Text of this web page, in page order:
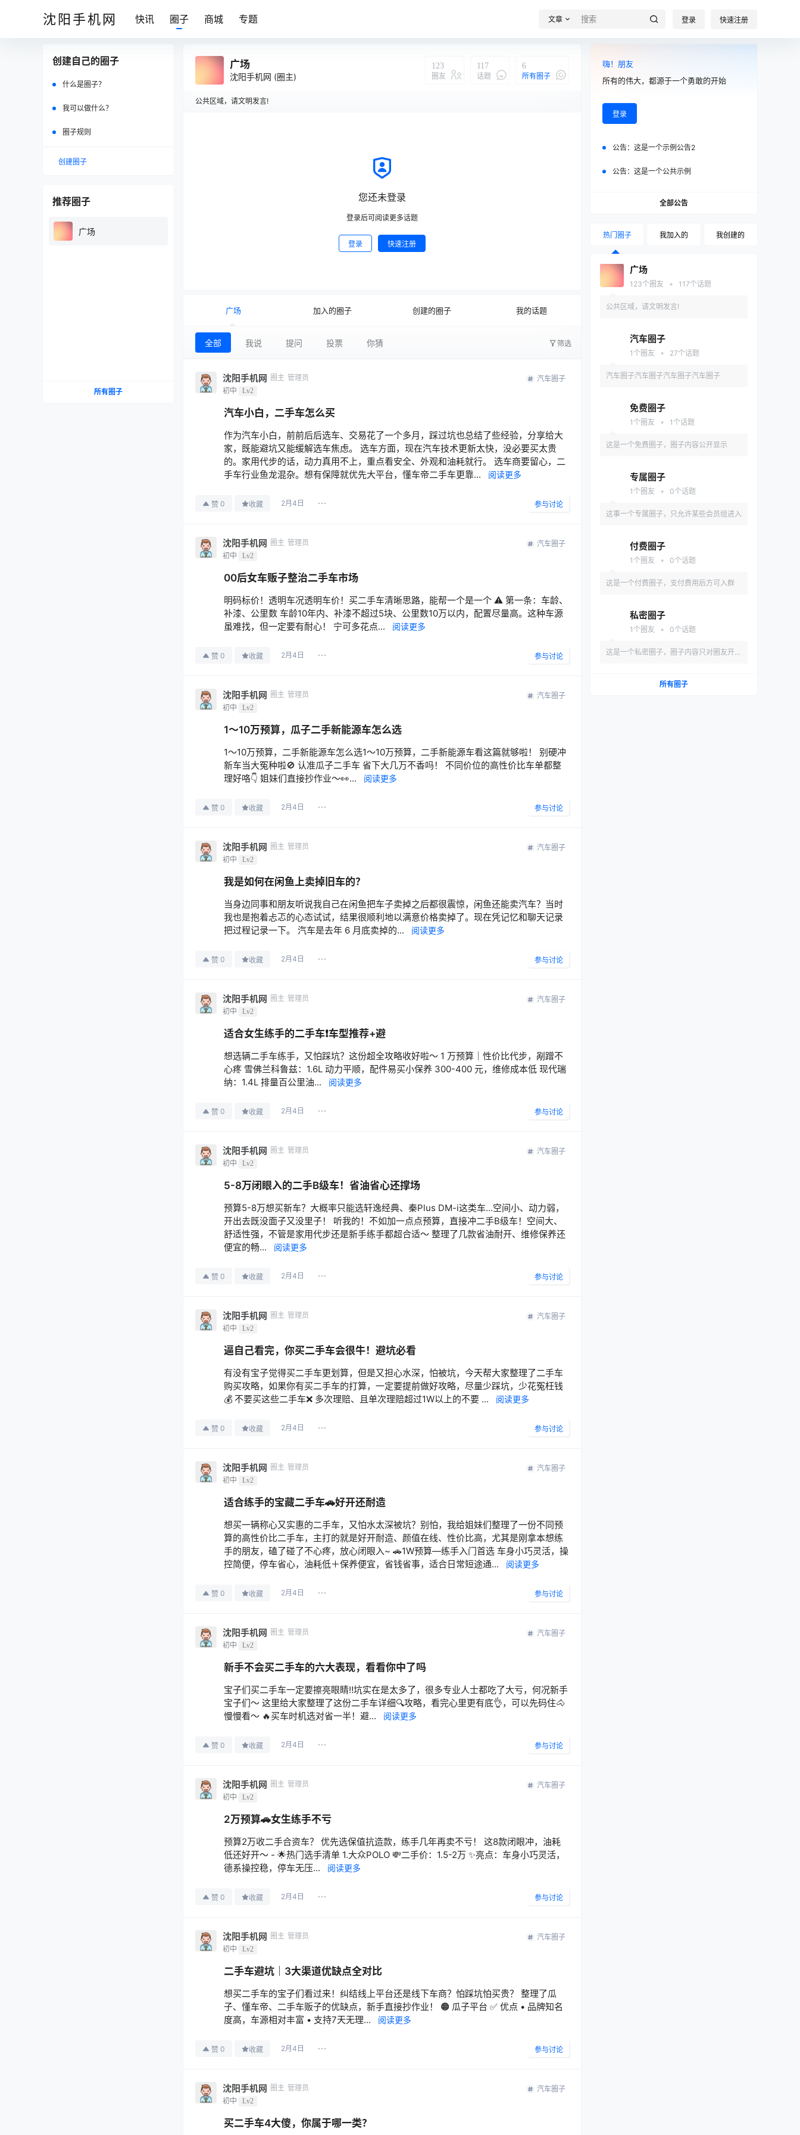
沈阳手机网 快讯 圈子 商城 专题 文章 登录 快速注册
创建自己的圈子
什么是圈子？
我可以做什么？
圈子规则
创建圈子
推荐圈子
广场
所有圈子
广场
沈阳手机网 (圈主)
123
圈友
117
话题
6
所有圈子
公共区域，请文明发言!
您还未登录
登录后可阅读更多话题
登录 快速注册
广场 加入的圈子 创建的圈子 我的话题
全部 我说 提问 投票 你猜 筛选
沈阳手机网 圈主 管理员
初中
Lv2
汽车圈子
汽车小白，二手车怎么买
作为汽车小白，前前后后选车、交易花了一个多月，踩过坑也总结了些经验，分享给大
家，既能避坑又能缓解选车焦虑。 选车方面，现在汽车技术更新太快，没必要买太贵
的。家用代步的话，动力真用不上，重点看安全、外观和油耗就行。 选车商要留心，二
手车行业鱼龙混杂。想有保障就优先大平台，懂车帝二手车更靠...
阅读更多
赞 0 收藏 2月4日 参与讨论
沈阳手机网 圈主 管理员
初中
Lv2
汽车圈子
00后女车贩子整治二手车市场
明码标价！透明车况透明车价！买二手车清晰思路，能帮一个是一个 ⚠️ 第一条：车龄、
补漆、公里数 车龄10年内、补漆不超过5块、公里数10万以内，配置尽量高。这种车源
虽难找，但一定要有耐心！ 宁可多花点...
阅读更多
赞 0 收藏 2月4日 参与讨论
沈阳手机网 圈主 管理员
初中
Lv2
汽车圈子
1～10万预算，瓜子二手新能源车怎么选
1～10万预算，二手新能源车怎么选1～10万预算，二手新能源车看这篇就够啦！ 别硬冲
新车当大冤种啦🚫 认准瓜子二手车 省下大几万不香吗！ 不同价位的高性价比车单都整
理好咯👇 姐妹们直接抄作业～👀...
阅读更多
赞 0 收藏 2月4日 参与讨论
沈阳手机网 圈主 管理员
初中
Lv2
汽车圈子
我是如何在闲鱼上卖掉旧车的？
当身边同事和朋友听说我自己在闲鱼把车子卖掉之后都很震惊，闲鱼还能卖汽车？当时
我也是抱着忐忑的心态试试，结果很顺利地以满意价格卖掉了。现在凭记忆和聊天记录
把过程记录一下。 汽车是去年 6 月底卖掉的...
阅读更多
赞 0 收藏 2月4日 参与讨论
沈阳手机网 圈主 管理员
初中
Lv2
汽车圈子
适合女生练手的二手车❗️车型推荐+避
想选辆二手车练手，又怕踩坑？这份超全攻略收好啦～ 1 万预算｜性价比代步，剐蹭不
心疼 雪佛兰科鲁兹：1.6L 动力平顺，配件易买小保养 300-400 元，维修成本低 现代瑞
纳：1.4L 排量百公里油...
阅读更多
赞 0 收藏 2月4日 参与讨论
沈阳手机网 圈主 管理员
初中
Lv2
汽车圈子
5-8万闭眼入的二手B级车！省油省心还撑场
预算5-8万想买新车？大概率只能选轩逸经典、秦Plus DM-i这类车…空间小、动力弱，
开出去既没面子又没里子！ 听我的！不如加一点点预算，直接冲二手B级车！空间大、
舒适性强，不管是家用代步还是新手练手都超合适～ 整理了几款省油耐开、维修保养还
便宜的畅...
阅读更多
赞 0 收藏 2月4日 参与讨论
沈阳手机网 圈主 管理员
初中
Lv2
汽车圈子
逼自己看完，你买二手车会很牛！避坑必看
有没有宝子觉得买二手车更划算，但是又担心水深，怕被坑，今天帮大家整理了二手车
购买攻略，如果你有买二手车的打算，一定要提前做好攻略，尽量少踩坑，少花冤枉钱
💰 不要买这些二手车❌ 多次理赔、且单次理赔超过1W以上的不要 ...
阅读更多
赞 0 收藏 2月4日 参与讨论
沈阳手机网 圈主 管理员
初中
Lv2
汽车圈子
适合练手的宝藏二手车🚗好开还耐造
想买一辆称心又实惠的二手车，又怕水太深被坑？别怕，我给姐妹们整理了一份不同预
算的高性价比二手车，主打的就是好开耐造、颜值在线、性价比高，尤其是刚拿本想练
手的朋友，磕了碰了不心疼，放心闭眼入~ 🚗1W预算—练手入门首选 车身小巧灵活，操
控简便，停车省心，油耗低＋保养便宜，省钱省事，适合日常短途通...
阅读更多
赞 0 收藏 2月4日 参与讨论
沈阳手机网 圈主 管理员
初中
Lv2
汽车圈子
新手不会买二手车的六大表现，看看你中了吗
宝子们买二手车一定要擦亮眼睛‼️坑实在是太多了，很多专业人士都吃了大亏，何况新手
宝子们～ 这里给大家整理了这份二手车详细🔍攻略，看完心里更有底👌，可以先码住🐴
慢慢看～ 🔥买车时机选对省一半！避...
阅读更多
赞 0 收藏 2月4日 参与讨论
沈阳手机网 圈主 管理员
初中
Lv2
汽车圈子
2万预算🚗女生练手不亏
预算2万收二手合资车？ 优先选保值抗造款，练手几年再卖不亏！ 这8款闭眼冲，油耗
低还好开～ - 🌟热门选手清单 1.大众POLO 💸二手价：1.5-2万 ✨亮点：车身小巧灵活，
德系操控稳，停车无压...
阅读更多
赞 0 收藏 2月4日 参与讨论
沈阳手机网 圈主 管理员
初中
Lv2
汽车圈子
二手车避坑｜3大渠道优缺点全对比
想买二手车的宝子们看过来！纠结线上平台还是线下车商？怕踩坑怕买贵？ 整理了瓜
子、懂车帝、二手车贩子的优缺点，新手直接抄作业！ 🟠 瓜子平台 ✅ 优点 • 品牌知名
度高，车源相对丰富 • 支持7天无理...
阅读更多
赞 0 收藏 2月4日 参与讨论
沈阳手机网 圈主 管理员
初中
Lv2
汽车圈子
买二手车4大傻，你属于哪一类？
嗨！朋友
所有的伟大，都源于一个勇敢的开始
登录
公告： 这是一个示例公告2
公告： 这是一个公共示例
全部公告
热门圈子 我加入的 我创建的
广场
123个圈友 • 117个话题
公共区域，请文明发言!
汽车圈子
1 个圈友 • 27个话题
汽车圈子汽车圈子汽车圈子汽车圈子
免费圈子
1 个圈友 • 1 个话题
这是一个免费圈子，圈子内容公开显示
专属圈子
1 个圈友 • 0个话题
这事一个专属圈子，只允许某些会员组进入
付费圈子
1 个圈友 • 0个话题
这是一个付费圈子，支付费用后方可入群
私密圈子
1 个圈友 • 0个话题
这是一个私密圈子，圈子内容只对圈友开
所有圈子